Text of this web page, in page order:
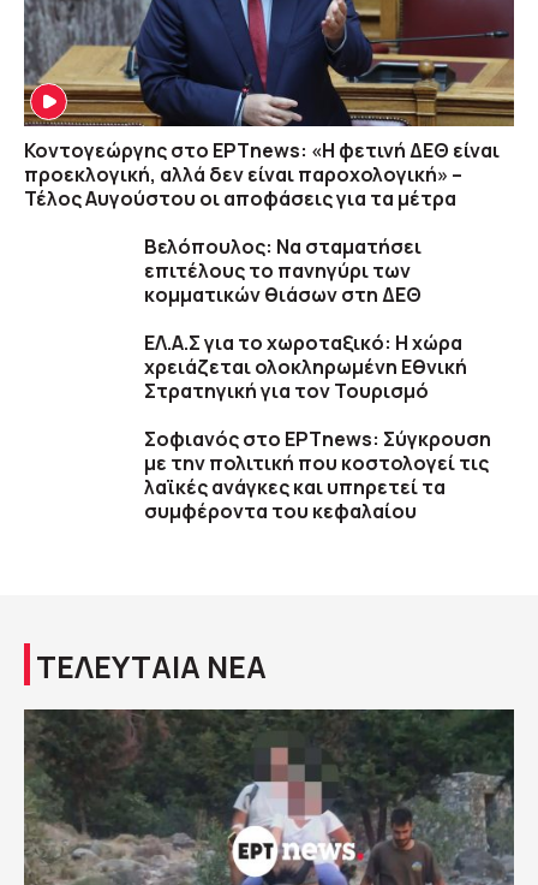
Κοντογεώργης στο ΕΡΤnews: «Η φετινή ΔΕΘ είναι
προεκλογική, αλλά δεν είναι παροχολογική» –
Τέλος Αυγούστου οι αποφάσεις για τα μέτρα
Βελόπουλος: Να σταματήσει
επιτέλους το πανηγύρι των
κομματικών θιάσων στη ΔΕΘ
ΕΛ.Α.Σ για το χωροταξικό: Η χώρα
χρειάζεται ολοκληρωμένη Εθνική
Στρατηγική για τον Τουρισμό
Σοφιανός στο ΕΡΤnews: Σύγκρουση
με την πολιτική που κοστολογεί τις
λαϊκές ανάγκες και υπηρετεί τα
συμφέροντα του κεφαλαίου
ΤΕΛΕΥΤΑΙΑ ΝΕΑ